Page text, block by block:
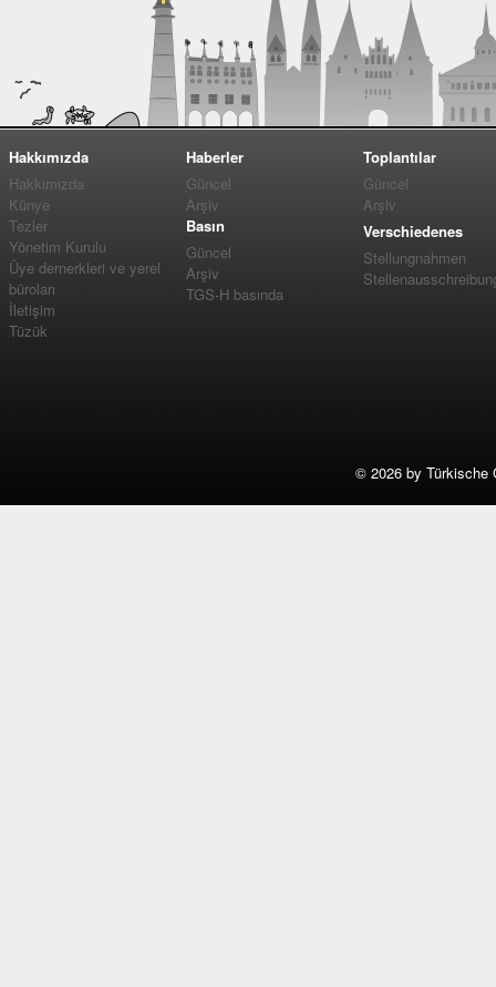
Hakkımızda
Hakkımızda
Künye
Tezler
Yönetim Kurulu
Üye dernerkleri ve yerel
büroları
İletişim
Tüzük
Haberler
Güncel
Arşiv
Basın
Güncel
Arşiv
TGS-H basında
Toplantılar
Güncel
Arşiv
Verschiedenes
Stellungnahmen
© 2026 by Türkische